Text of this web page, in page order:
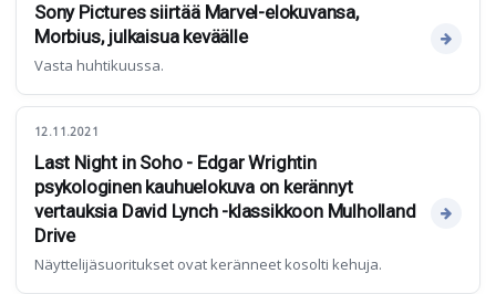
Sony Pictures siirtää Marvel-elokuvansa,
Morbius, julkaisua keväälle
Vasta huhtikuussa.
12.11.2021
Last Night in Soho - Edgar Wrightin
psykologinen kauhuelokuva on kerännyt
vertauksia David Lynch -klassikkoon Mulholland
Drive
Näyttelijäsuoritukset ovat keränneet kosolti kehuja.